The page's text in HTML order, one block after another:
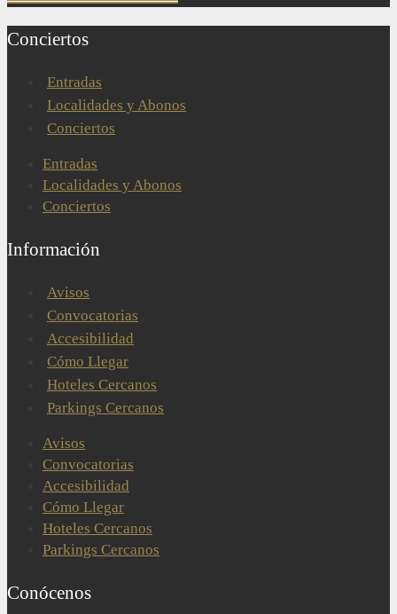
Conciertos
Entradas
Localidades y Abonos
Conciertos
Entradas
Localidades y Abonos
Conciertos
Información
Avisos
Convocatorias
Accesibilidad
Cómo Llegar
Hoteles Cercanos
Parkings Cercanos
Avisos
Convocatorias
Accesibilidad
Cómo Llegar
Hoteles Cercanos
Parkings Cercanos
Conócenos